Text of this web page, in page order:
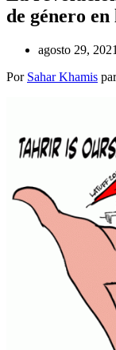
de género
agosto 29, 2021
Por Sahar Khamis